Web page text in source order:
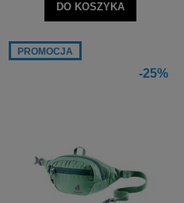
DO KOSZYKA
-25%
PROMOCJA